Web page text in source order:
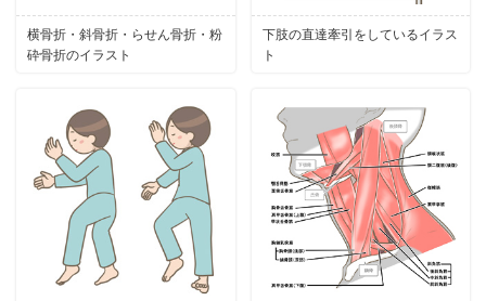
横骨折・斜骨折・らせん骨折・粉
砕骨折のイラスト
下肢の直達牽引をしているイラス
ト